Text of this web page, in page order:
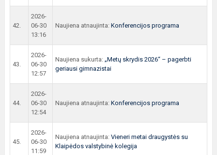
42.
2026-
06-30
13:16
Naujiena atnaujinta: Konferencijos programa
43.
2026-
06-30
12:57
Naujiena sukurta: „Metų skrydis 2026“ – pagerbti
geriausi gimnazistai
44.
2026-
06-30
12:54
Naujiena atnaujinta: Konferencijos programa
45.
2026-
06-30
11:59
Naujiena atnaujinta: Vieneri metai draugystės su
Klaipėdos valstybinė kolegija